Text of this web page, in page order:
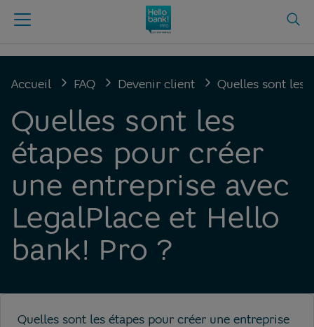
Accueil FAQ Devenir client Quelles sont les
Quelles sont les
étapes pour créer
une entreprise avec
LegalPlace et Hello
bank! Pro ?
Quelles sont les étapes pour créer une entreprise